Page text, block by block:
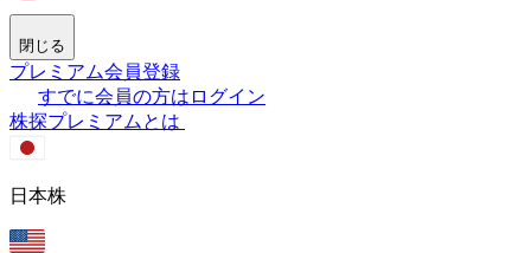
閉じる
プレミアム会員登録
すでに会員の方はログイン
株探プレミアムとは
日本株